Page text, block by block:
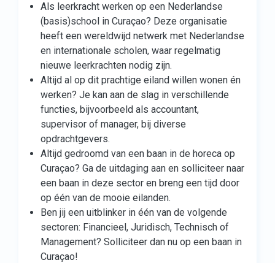
Als leerkracht werken op een Nederlandse
(basis)school in Curaçao? Deze organisatie
heeft een wereldwijd netwerk met Nederlandse
en internationale scholen, waar regelmatig
nieuwe leerkrachten nodig zijn.
Altijd al op dit prachtige eiland willen wonen én
werken? Je kan aan de slag in verschillende
functies, bijvoorbeeld als accountant,
supervisor of manager, bij diverse
opdrachtgevers.
Altijd gedroomd van een baan in de horeca op
Curaçao? Ga de uitdaging aan en solliciteer naar
een baan in deze sector en breng een tijd door
op één van de mooie eilanden.
Ben jij een uitblinker in één van de volgende
sectoren: Financieel, Juridisch, Technisch of
Management? Solliciteer dan nu op een baan in
Curaçao!